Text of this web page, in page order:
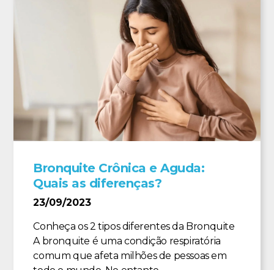
Bronquite Crônica e Aguda:
Quais as diferenças?
23/09/2023
Conheça os 2 tipos diferentes da Bronquite
A bronquite é uma condição respiratória
comum que afeta milhões de pessoas em